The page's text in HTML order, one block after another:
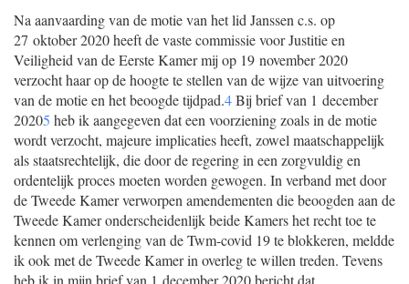
Na aanvaarding van de motie van het lid Janssen c.s. op
27 oktober 2020 heeft de vaste commissie voor Justitie en
Veiligheid van de Eerste Kamer mij op 19 november 2020
verzocht haar op de hoogte te stellen van de wijze van uitvoering
van de motie en het beoogde tijdpad.4Bij brief van 1 december
20205 heb ik aangegeven dat een voorziening zoals in de motie
wordt verzocht, majeure implicaties heeft, zowel maatschappelijk
als staatsrechtelijk, die door de regering in een zorgvuldig en
ordentelijk proces moeten worden gewogen. In verband met door
de Tweede Kamer verworpen amendementen die beoogden aan de
Tweede Kamer onderscheidenlijk beide Kamers het recht toe te
kennen om verlenging van de Twm-covid 19 te blokkeren, meldde
ik ook met de Tweede Kamer in overleg te willen treden. Tevens
heb ik in mijn brief van 1 december 2020 bericht dat